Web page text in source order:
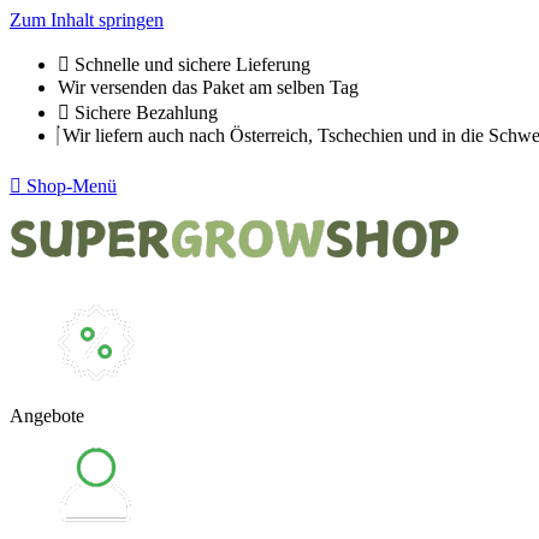
Zum Inhalt springen
Schnelle und sichere Lieferung
Wir versenden das Paket am selben Tag
Sichere Bezahlung
Wir liefern auch nach Österreich, Tschechien und in die
Shop-Menü
Angebote